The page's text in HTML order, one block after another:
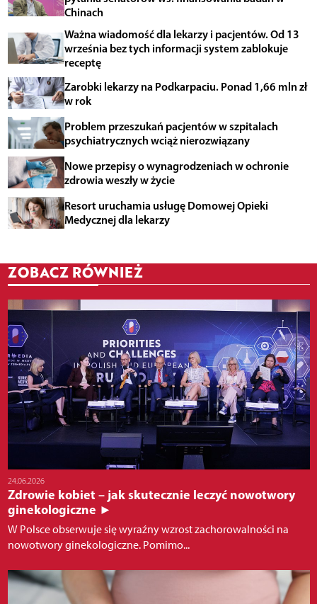
Chinach
Ważna wiadomość dla lekarzy i pacjentów. Od 13
września bez tych informacji system zablokuje
receptę
Zarobki lekarzy na Podkarpaciu. Ponad 1,66 mln zł
w rok
Problem przeszukań pacjentów w szpitalach
psychiatrycznych wciąż nierozwiązany
Nowe przepisy o wynagrodzeniach w ochronie
zdrowia weszły w życie
Resort uruchamia usługę Domowej Opieki
Medycznej dla lekarzy
ZOBACZ RÓWNIEŻ
24.06.2026
Zdrowie kobiet – jak skutecznie leczyć nowotwory
ginekologiczne ►
W Polsce obserwuje się wyraźny wzrost zachorowalności na
nowotwory ginekologiczne. Pomimo...